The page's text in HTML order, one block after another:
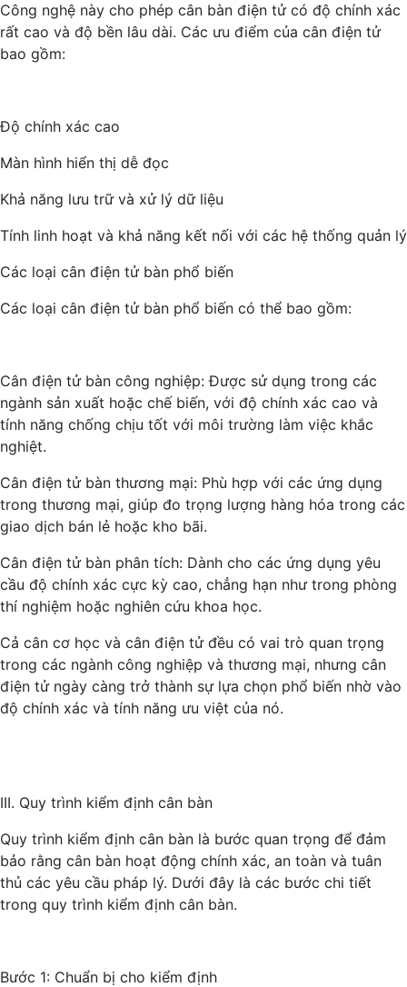
Công nghệ này cho phép cân bàn điện tử có độ chính xác
rất cao và độ bền lâu dài. Các ưu điểm của cân điện tử
bao gồm:
Độ chính xác cao
Màn hình hiển thị dễ đọc
Khả năng lưu trữ và xử lý dữ liệu
Tính linh hoạt và khả năng kết nối với các hệ thống quản lý
Các loại cân điện tử bàn phổ biến
Các loại cân điện tử bàn phổ biến có thể bao gồm:
Cân điện tử bàn công nghiệp: Được sử dụng trong các
ngành sản xuất hoặc chế biến, với độ chính xác cao và
tính năng chống chịu tốt với môi trường làm việc khắc
nghiệt.
Cân điện tử bàn thương mại: Phù hợp với các ứng dụng
trong thương mại, giúp đo trọng lượng hàng hóa trong các
giao dịch bán lẻ hoặc kho bãi.
Cân điện tử bàn phân tích: Dành cho các ứng dụng yêu
cầu độ chính xác cực kỳ cao, chẳng hạn như trong phòng
thí nghiệm hoặc nghiên cứu khoa học.
Cả cân cơ học và cân điện tử đều có vai trò quan trọng
trong các ngành công nghiệp và thương mại, nhưng cân
điện tử ngày càng trở thành sự lựa chọn phổ biến nhờ vào
độ chính xác và tính năng ưu việt của nó.
III. Quy trình kiểm định cân bàn
Quy trình kiểm định cân bàn là bước quan trọng để đảm
bảo rằng cân bàn hoạt động chính xác, an toàn và tuân
thủ các yêu cầu pháp lý. Dưới đây là các bước chi tiết
trong quy trình kiểm định cân bàn.
Bước 1: Chuẩn bị cho kiểm định